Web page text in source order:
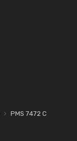
PMS 7472 C